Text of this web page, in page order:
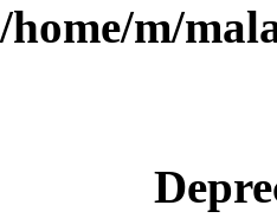
/home/m/